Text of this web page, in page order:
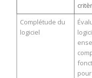
Complétude du
logiciel